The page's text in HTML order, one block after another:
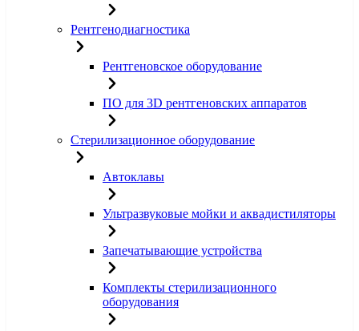
Рентгенодиагностика
Рентгеновское оборудование
ПО для 3D рентгеновских аппаратов
Стерилизационное оборудование
Автоклавы
Ультразвуковые мойки и аквадистиляторы
Запечатывающие устройства
Комплекты стерилизационного
оборудования